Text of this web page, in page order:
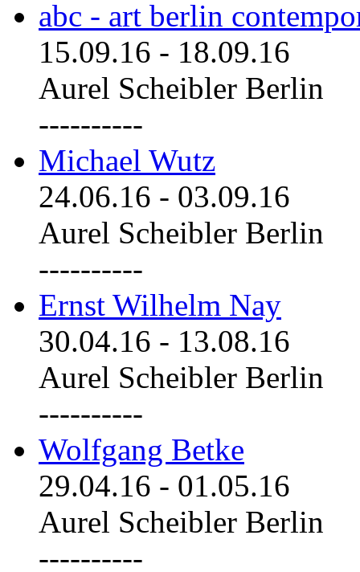
abc - art berlin
15.09.16 - 18.09.16
Aurel Scheibler Berlin
----------
Michael Wutz
24.06.16 - 03.09.16
Aurel Scheibler Berlin
----------
Ernst Wilhelm Nay
30.04.16 - 13.08.16
Aurel Scheibler Berlin
----------
Wolfgang Betke
29.04.16 - 01.05.16
Aurel Scheibler Berlin
----------